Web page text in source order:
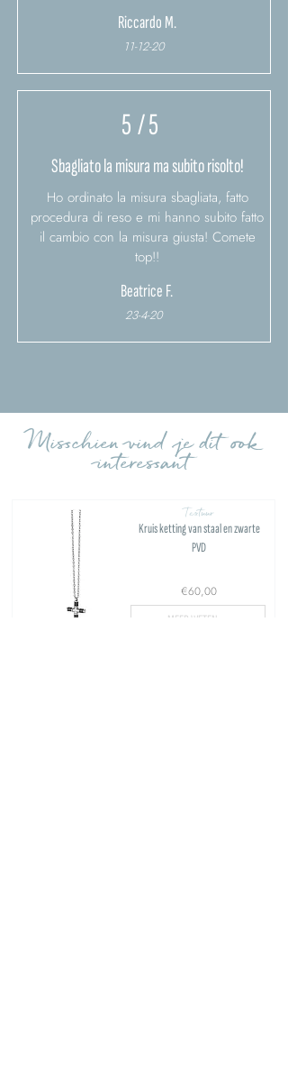
Riccardo M.
11-12-20
5/ 5
Sbagliato la misura ma subito risolto!
Ho ordinato la misura sbagliata, fatto
procedura di reso e mi hanno subito fatto
il cambio con la misura giusta! Comete
top!!
Beatrice F.
23-4-20
Misschien vind je dit ook
interessant
Textuur
Kruis ketting van staal en zwarte
PVD
€60,00
MEER WETEN >